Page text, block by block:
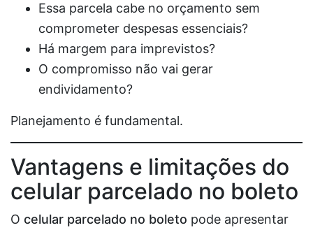
Essa parcela cabe no orçamento sem
comprometer despesas essenciais?
Há margem para imprevistos?
O compromisso não vai gerar
endividamento?
Planejamento é fundamental.
Vantagens e limitações do
celular parcelado no boleto
O celular parcelado no boleto pode apresentar